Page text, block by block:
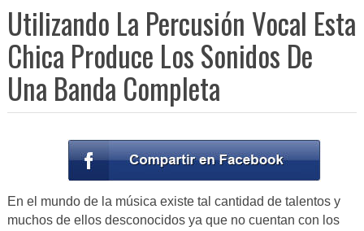
Utilizando La Percusión Vocal Esta
Chica Produce Los Sonidos De
Una Banda Completa
En el mundo de la música existe tal cantidad de talentos y
muchos de ellos desconocidos ya que no cuentan con los